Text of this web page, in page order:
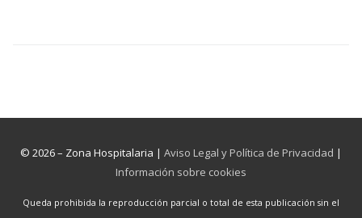
© 2026 – Zona Hospitalaria | Aviso Legal y Política de Privacidad |
Información sobre cookies
Queda prohibida la reproducción parcial o total de esta publicación sin el